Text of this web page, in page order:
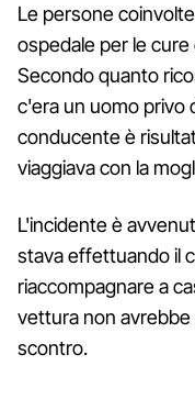
Le persone
ospedale per le
Secondo quanto
c'era un uomo privo
conducente è
viaggiava con la
L'incidente è
stava effettuando il
riaccompagnare a
vettura non
scontro.